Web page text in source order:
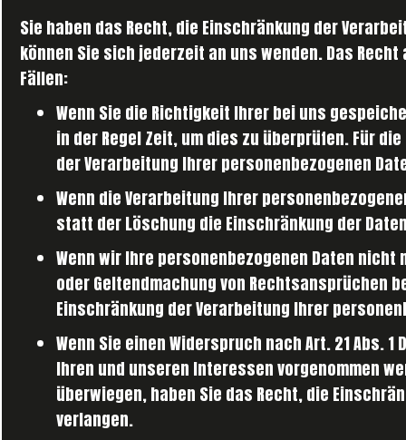
Sie haben das Recht, die Einschränkung der
können Sie sich jederzeit an uns wenden. Das
Fällen:
Wenn Sie die Richtigkeit Ihrer bei uns
in der Regel Zeit, um dies zu überprüfen. Für
der Verarbeitung Ihrer personenbezogenen
Wenn die Verarbeitung Ihrer
statt der Löschung die Einschränkung der
Wenn wir Ihre personenbezogenen Daten
oder Geltendmachung von Rechtsansprüchen
Einschränkung der Verarbeitung Ihrer
Wenn Sie einen Widerspruch nach Art. 21 Abs.
Ihren und unseren Interessen vorgenommen
überwiegen, haben Sie das Recht, die
verlangen.